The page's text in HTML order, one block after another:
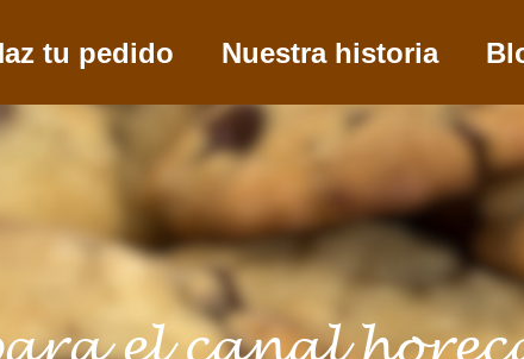
tu pedido Nuestra historia